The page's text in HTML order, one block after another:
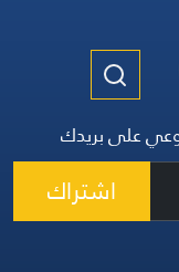
على بريدك
اشتراك